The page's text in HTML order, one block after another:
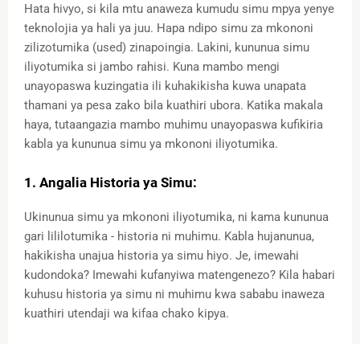
Hata hivyo, si kila mtu anaweza kumudu simu mpya yenye
teknolojia ya hali ya juu. Hapa ndipo simu za mkononi
zilizotumika (used) zinapoingia. Lakini, kununua simu
iliyotumika si jambo rahisi. Kuna mambo mengi
unayopaswa kuzingatia ili kuhakikisha kuwa unapata
thamani ya pesa zako bila kuathiri ubora. Katika makala
haya, tutaangazia mambo muhimu unayopaswa kufikiria
kabla ya kununua simu ya mkononi iliyotumika.
1. Angalia Historia ya Simu:
Ukinunua simu ya mkononi iliyotumika, ni kama kununua
gari lililotumika - historia ni muhimu. Kabla hujanunua,
hakikisha unajua historia ya simu hiyo. Je, imewahi
kudondoka? Imewahi kufanyiwa matengenezo? Kila habari
kuhusu historia ya simu ni muhimu kwa sababu inaweza
kuathiri utendaji wa kifaa chako kipya.